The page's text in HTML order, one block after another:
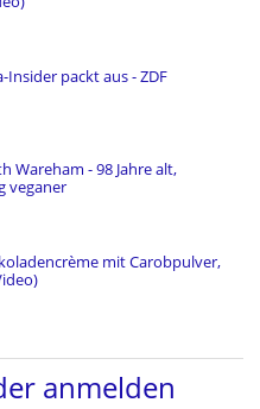
Insider packt aus - ZDF
Wareham - 98 Jahre alt,
veganer
mit Carobpulver,
anmelden